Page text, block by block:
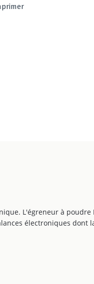
L'égreneur à poudre
électroniques dont